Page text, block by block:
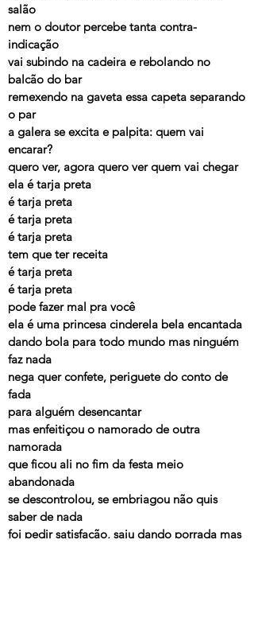
salão
nem o doutor percebe tanta contra-
indicação
vai subindo na cadeira e rebolando no
balcão do bar
remexendo na gaveta essa capeta separando
o par
a galera se excita e palpita: quem vai
encarar?
quero ver, agora quero ver quem vai chegar
ela é tarja preta
é tarja preta
é tarja preta
é tarja preta
tem que ter receita
é tarja preta
é tarja preta
pode fazer mal pra você
ela é uma princesa cinderela bela encantada
dando bola para todo mundo mas ninguém
faz nada
nega quer confete, periguete do conto de
fada
para alguém desencantar
mas enfeitiçou o namorado de outra
namorada
que ficou ali no fim da festa meio
abandonada
se descontrolou, se embriagou não quis
saber de nada
foi pedir satisfação, saiu dando porrada mas